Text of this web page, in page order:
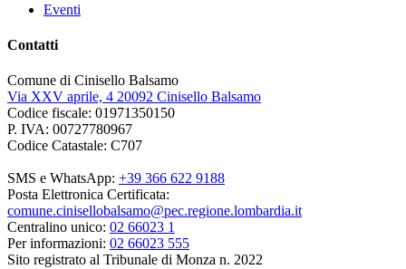
Eventi
Contatti
Comune di Cinisello Balsamo
Via XXV aprile, 4 20092 Cinisello Balsamo
Codice fiscale: 01971350150
P. IVA: 00727780967
Codice Catastale: C707
SMS e WhatsApp: +39 366 622 9188
Posta Elettronica Certificata:
comune.cinisellobalsamo@pec.regione.lombardia.it
Centralino unico: 02 66023 1
Per informazioni: 02 66023 555
Sito registrato al Tribunale di Monza n. 2022